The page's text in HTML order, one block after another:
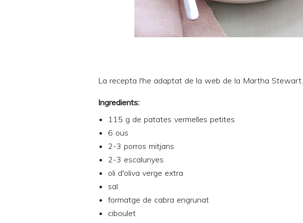
La recepta l'he adaptat de la web de la Martha Stewart.
Ingredients:
115 g de patates vermelles petites
6 ous
2-3 porros mitjans
2-3 escalunyes
oli d'oliva verge extra
sal
formatge de cabra engrunat
ciboulet